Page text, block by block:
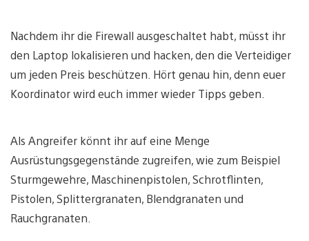
Nachdem ihr die Firewall ausgeschaltet habt, müsst ihr
den Laptop lokalisieren und hacken, den die Verteidiger
um jeden Preis beschützen. Hört genau hin, denn euer
Koordinator wird euch immer wieder Tipps geben.
Als Angreifer könnt ihr auf eine Menge
Ausrüstungsgegenstände zugreifen, wie zum Beispiel
Sturmgewehre, Maschinenpistolen, Schrotflinten,
Pistolen, Splittergranaten, Blendgranaten und
Rauchgranaten.